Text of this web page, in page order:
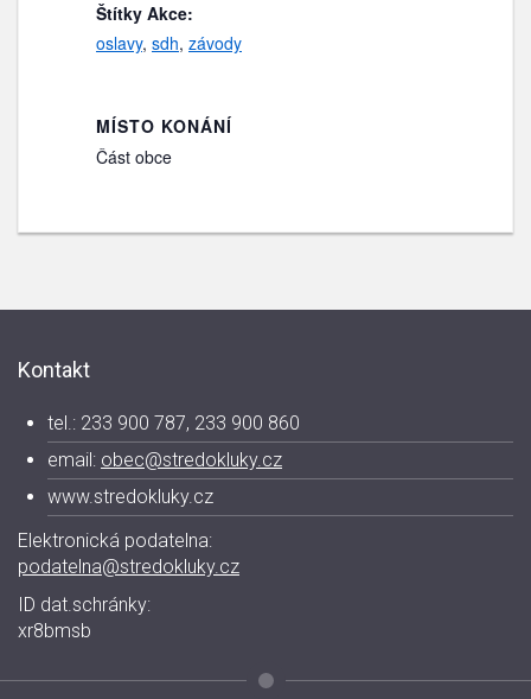
Štítky Akce:
oslavy, sdh, závody
MÍSTO KONÁNÍ
Část obce
Kontakt
tel.: 233 900 787, 233 900 860
email: obec@stredokluky.cz
www.stredokluky.cz
Elektronická podatelna:
podatelna@stredokluky.cz
ID dat.schránky:
xr8bmsb